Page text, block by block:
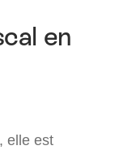
en
elle est